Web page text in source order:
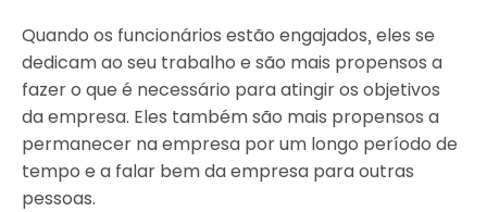
Quando os funcionários estão engajados, eles se
dedicam ao seu trabalho e são mais propensos a
fazer o que é necessário para atingir os objetivos
da empresa. Eles também são mais propensos a
permanecer na empresa por um longo período de
tempo e a falar bem da empresa para outras
pessoas.